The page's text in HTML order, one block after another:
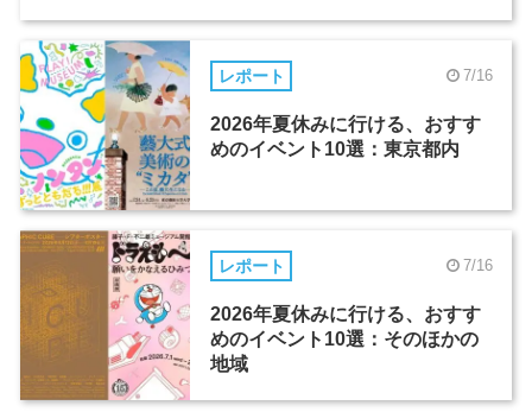
レポート 7/16
2026年夏休みに行ける、おすす
めのイベント10選：東京都内
レポート 7/16
2026年夏休みに行ける、おすす
めのイベント10選：そのほかの
地域